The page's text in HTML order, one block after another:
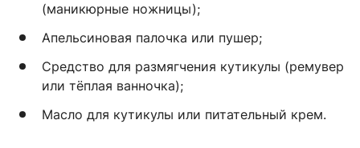
(маникюрные ножницы);
Апельсиновая палочка или пушер;
Средство для размягчения кутикулы (ремувер
или тёплая ванночка);
Масло для кутикулы или питательный крем.